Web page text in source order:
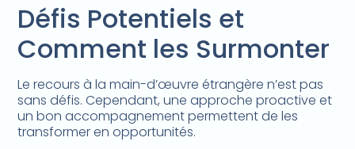
Défis Potentiels et
Comment les Surmonter
Le recours à la main-d’œuvre étrangère n’est pas
sans défis. Cependant, une approche proactive et
un bon accompagnement permettent de les
transformer en opportunités.